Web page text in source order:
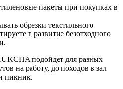
пакеты при покупках в
обрезки текстильного
в развитие безотходного
подойдет для разных
на работу, до походов в зал
пикник.